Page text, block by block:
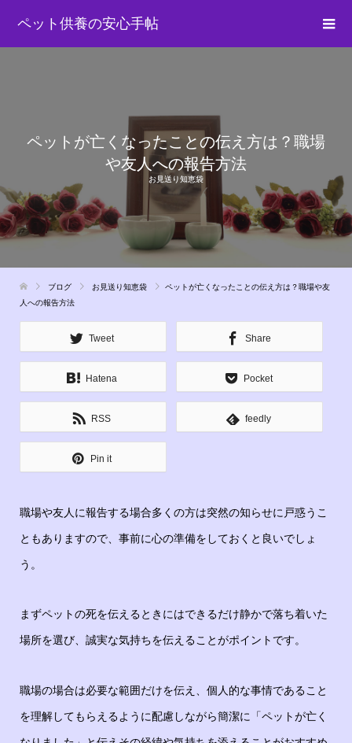
ペット供養の安心手帖
ペットが亡くなったことの伝え方は？職場
や友人への報告方法
お見送り知恵袋
ブログ お見送り知恵袋
ペットが亡くなったことの伝え方は？職場や友
人への報告方法
Tweet Share
Hatena Pocket
RSS feedly
Pin it
職場や友人に報告する場合多くの方は突然の知らせに戸惑うこ
ともありますので、事前に心の準備をしておくと良いでしょ
う。
まずペットの死を伝えるときにはできるだけ静かで落ち着いた
場所を選び、誠実な気持ちを伝えることがポイントです。
職場の場合は必要な範囲だけを伝え、個人的な事情であること
を理解してもらえるように配慮しながら簡潔に「ペットが亡く